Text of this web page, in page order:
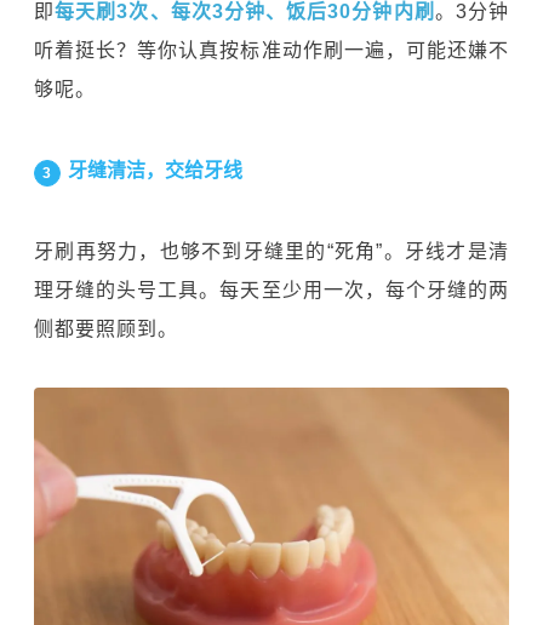
即每天刷3次、每次3分钟、饭后30分钟内刷 。3分钟
听着挺长？等你认真按标准动作刷一遍，可能还嫌不
够呢。
3 牙缝清洁，交给牙线
牙刷再努力，也够不到牙缝里的“死角”。牙线才是清
理牙缝的头号工具。每天至少用一次，每个牙缝的两
侧都要照顾到。